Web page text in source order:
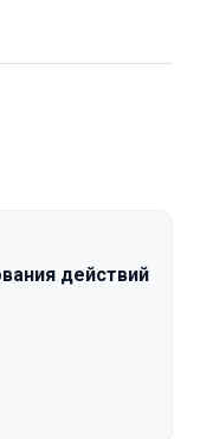
действий